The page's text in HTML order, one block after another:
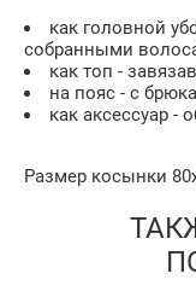
как головной
собранными
как топ -
на пояс - с
как аксессуар -
Размер косынки